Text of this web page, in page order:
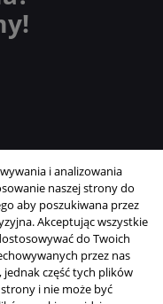
M.KARLIŃSKI
i analizowania
naszej strony do
aby poszukiwana przez
Akceptując wszystkie
do Twoich
przez nas
część tych plików
i nie może być